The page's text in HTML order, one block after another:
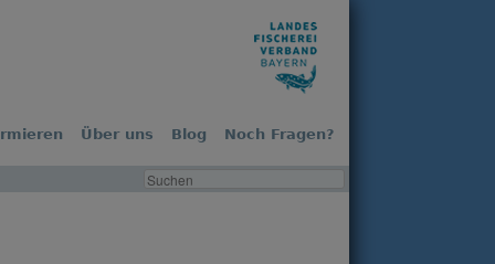
Über uns Blog Noch Fragen?